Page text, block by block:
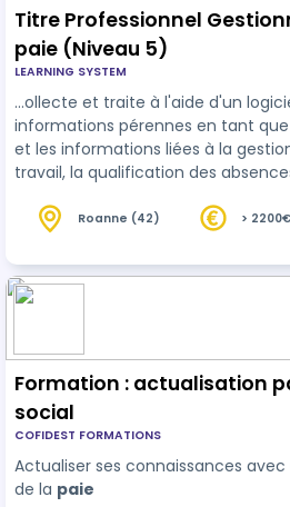
Titre Professionnel
paie (Niveau 5)
LEARNING SYSTEM
…ollecte et traite à l'aide d'un
informations pérennes en tant
et les informations liées à la
travail, la qualification des
variables depaie. Il établit ponctuellement, sous
exerce en moyennes et grandes
cabinets d'expertise comptable ou
Roanne (42) >
Formation : actualisation
social
COFIDEST FORMATIONS
Actualiser ses connaissances
de la paie